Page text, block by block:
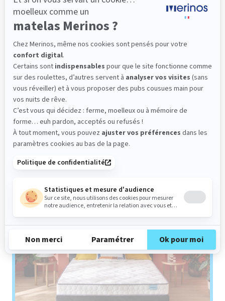
Matelas
BEAUTY BED
Le plus : accueil moelleux
Le combo magique des ressorts ensachés et de
la mousse à mémoire de forme : pour des nuits
réparatrices et dormir comme sur un nuage
(22 avis)
Dès 521,40 €869,00 €
Découvrir